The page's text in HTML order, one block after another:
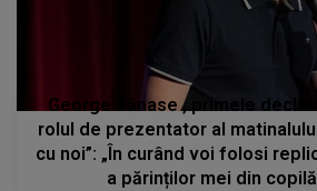
George Tănase , primele
rolul de prezentator al
cu noi”: „În curând voi folosi
a părinților mei din